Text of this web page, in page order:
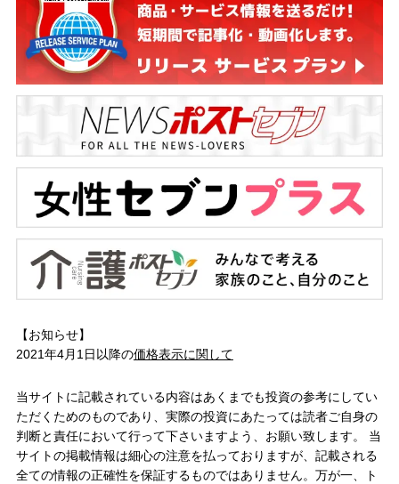
【お知らせ】
2021年4月1日以降の価格表示に関して
当サイトに記載されている内容はあくまでも投資の参考にしてい
ただくためのものであり、実際の投資にあたっては読者ご自身の
判断と責任において行って下さいますよう、お願い致します。 当
サイトの掲載情報は細心の注意を払っておりますが、記載される
全ての情報の正確性を保証するものではありません。万が一、ト